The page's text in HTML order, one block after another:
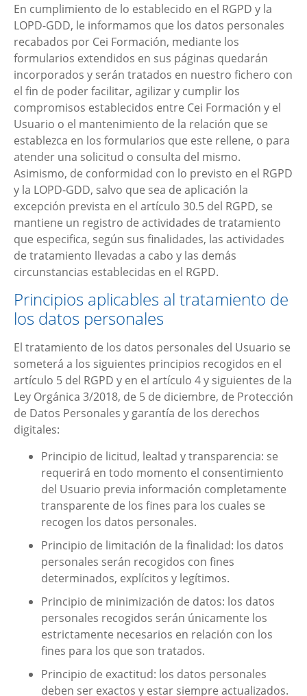
En cumplimiento de lo establecido en el RGPD y la
LOPD-GDD, le informamos que los datos personales
recabados por Cei Formación, mediante los
formularios extendidos en sus páginas quedarán
incorporados y serán tratados en nuestro fichero con
el fin de poder facilitar, agilizar y cumplir los
compromisos establecidos entre Cei Formación y el
Usuario o el mantenimiento de la relación que se
establezca en los formularios que este rellene, o para
atender una solicitud o consulta del mismo.
Asimismo, de conformidad con lo previsto en el RGPD
y la LOPD-GDD, salvo que sea de aplicación la
excepción prevista en el artículo 30.5 del RGPD, se
mantiene un registro de actividades de tratamiento
que especifica, según sus finalidades, las actividades
de tratamiento llevadas a cabo y las demás
circunstancias establecidas en el RGPD.
Principios aplicables al tratamiento de
los datos personales
El tratamiento de los datos personales del Usuario se
someterá a los siguientes principios recogidos en el
artículo 5 del RGPD y en el artículo 4 y siguientes de la
Ley Orgánica 3/2018, de 5 de diciembre, de Protección
de Datos Personales y garantía de los derechos
digitales:
Principio de licitud, lealtad y transparencia: se
requerirá en todo momento el consentimiento
del Usuario previa información completamente
transparente de los fines para los cuales se
recogen los datos personales.
Principio de limitación de la finalidad: los datos
personales serán recogidos con fines
determinados, explícitos y legítimos.
Principio de minimización de datos: los datos
personales recogidos serán únicamente los
estrictamente necesarios en relación con los
fines para los que son tratados.
Principio de exactitud: los datos personales
deben ser exactos y estar siempre actualizados.